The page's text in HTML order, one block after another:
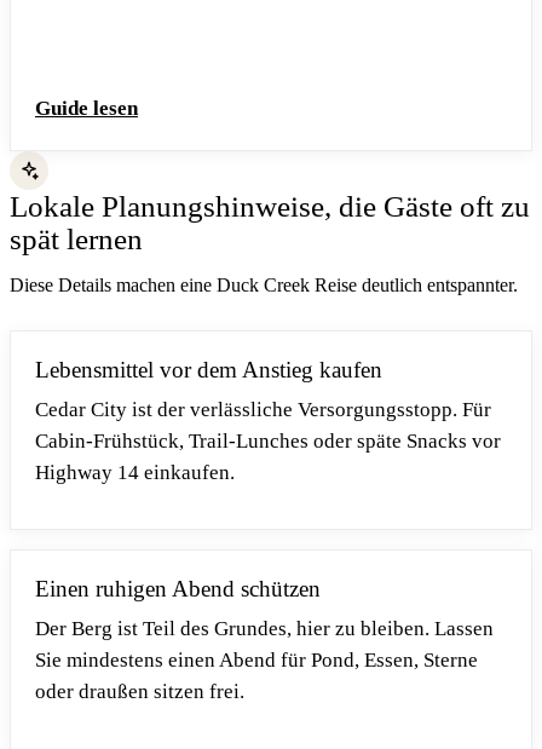
Guide lesen
Lokale Planungshinweise, die Gäste oft zu
spät lernen
Diese Details machen eine Duck Creek Reise deutlich entspannter.
Lebensmittel vor dem Anstieg kaufen
Cedar City ist der verlässliche Versorgungsstopp. Für
Cabin-Frühstück, Trail-Lunches oder späte Snacks vor
Highway 14 einkaufen.
Einen ruhigen Abend schützen
Der Berg ist Teil des Grundes, hier zu bleiben. Lassen
Sie mindestens einen Abend für Pond, Essen, Sterne
oder draußen sitzen frei.